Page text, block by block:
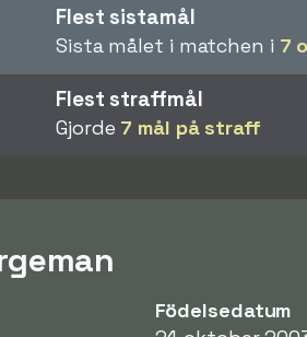
Flest sistamål
Sista målet i matchen i 7
Flest straffmål
Gjorde 7 mål på straff
Födelsedatum